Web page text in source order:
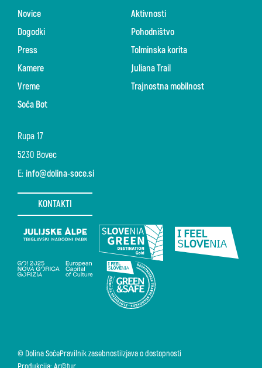
Rupa 17
5230 Bovec
E: info@dolina-soce.si
KONTAKTI
Novice
Dogodki
Press
Kamere
Vreme
Soča Bot
Aktivnosti
Pohodništvo
Tolminska korita
Juliana Trail
Trajnostna mobilnost
© Dolina SočePravilnik zasebnostiIzjava o dostopnosti